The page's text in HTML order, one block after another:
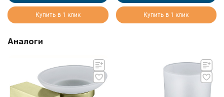
Купить в 1 клик Купить в 1 клик
Аналоги